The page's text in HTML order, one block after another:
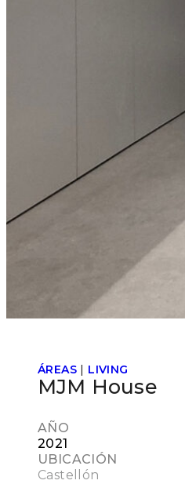
ÁREAS | LIVING
MJM House
AÑO
2021
UBICACIÓN
Castellón